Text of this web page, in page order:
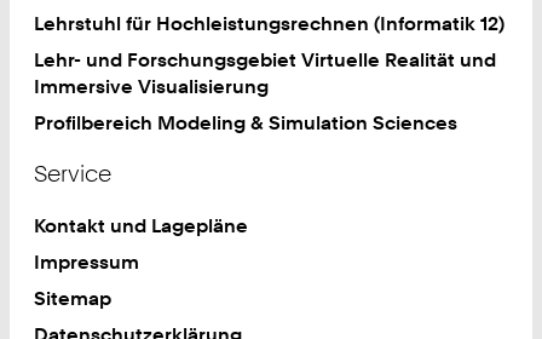
Lehrstuhl für Hochleistungsrechnen (Informatik 12)
Lehr- und Forschungsgebiet Virtuelle Realität und
Immersive Visualisierung
Profilbereich Modeling & Simulation Sciences
Service
Kontakt und Lagepläne
Impressum
Sitemap